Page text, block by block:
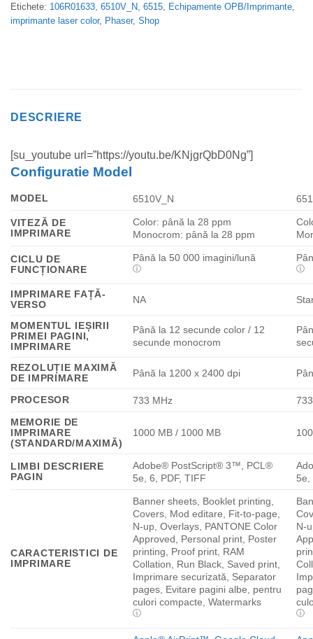
Etichete: 106R01633 6510V_N 6515 Echipamente OPB/Imprimante
imprimante laser color, Phaser, Shop
DESCRIERE
[su_youtube url=”https://youtu.be/KNjgrQbD0Ng”]
Configuratie Model
MODEL 6510V_N
VITEZĂ DE
IMPRIMARE
Color: până la 28 ppm
Monocrom: până la 28 ppm
CICLU DE
FUNCȚIONARE
Până la 50 000 imagini/lună
ⓘ ⓘ
IMPRIMARE FAȚĂ-
VERSO
NA
MOMENTUL IEȘIRII
PRIMEI PAGINI,
IMPRIMARE
Până la 12 secunde color / 12
secunde monocrom
REZOLUȚIE MAXIMĂ
DE IMPRIMARE
Până la 1200 x 2400 dpi
PROCESOR 733 MHz
MEMORIE DE
IMPRIMARE
(STANDARD/MAXIMĂ)
1000 MB / 1000 MB
LIMBI DESCRIERE
PAGIN
Adobe® PostScript® 3™, PCL®
5e, 6, PDF, TIFF
5e,
CARACTERISTICI DE
IMPRIMARE
Banner sheets, Booklet printing,
Covers, Mod editare, Fit-to-page,
N-up, Overlays, PANTONE Color
Approved, Personal print, Poster
printing, Proof print, RAM
Collation, Run Black, Saved print,
Imprimare securizată, Separator
pages, Evitare pagini albe, pentru
culori compacte, Watermarks
ⓘ
N-
ⓘ